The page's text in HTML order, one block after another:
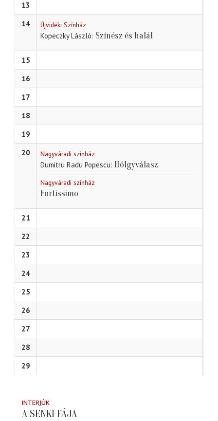
13
14
Újvidéki Színház
Kopeczky László Színész és halál
15
16
17
18
19
20
Nagyváradi színház
Dumitru Radu Popescu Hölgyválasz
Nagyváradi színház
Fortissimo
21
22
23
24
25
26
27
28
29
INTERJÚK
A SENKI FÁJA